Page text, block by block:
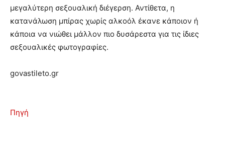
μεγαλύτερη σεξουαλική διέγερση. Αντίθετα, η
κατανάλωση μπίρας χωρίς αλκοόλ έκανε κάποιον ή
κάποια να νιώθει μάλλον πιο δυσάρεστα για τις ίδιες
σεξουαλικές φωτογραφίες.
govastileto.gr
Πηγή